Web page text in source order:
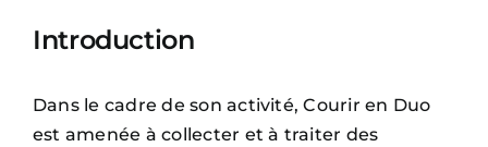
Récits
Introduction
Dans le cadre de son activité, Courir en Duo
est amenée à collecter et à traiter des